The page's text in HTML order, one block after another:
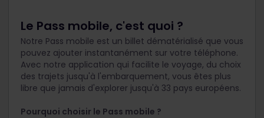
Le Pass mobile, c'est quoi ?
Notre Pass mobile est un billet dématérialisé que vous
pouvez ajouter instantanément sur votre téléphone.
Avec notre application qui facilite le voyage, du choix
des trajets jusqu'à l'embarquement, vous êtes plus
libre que jamais d'explorer jusqu'à 33 pays européens.
Pourquoi choisir le Pass mobile ?